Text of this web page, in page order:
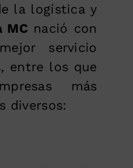
la logística y
MCnació con
servicio
entre los que
más
diversos: